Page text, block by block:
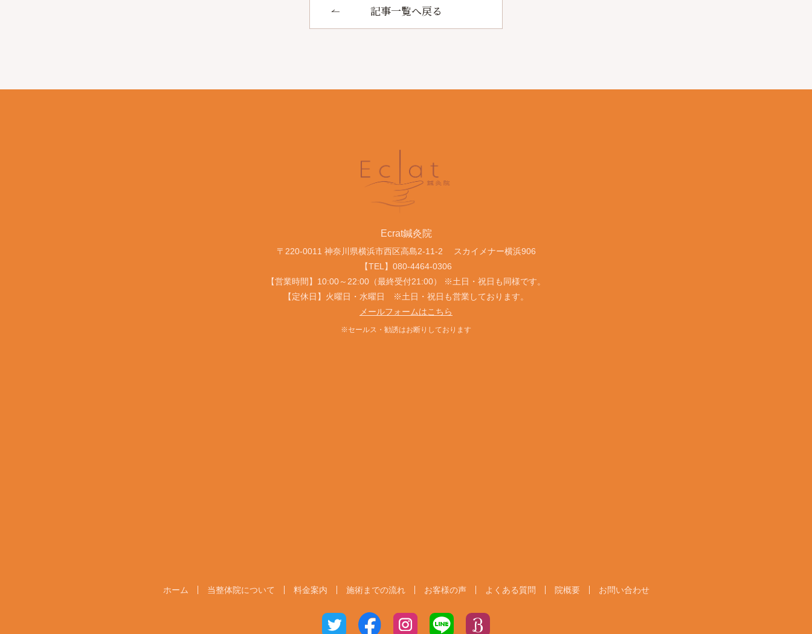
記事一覧へ戻る
Ecrat鍼灸院
〒220-0011 神奈川県横浜市西区高島2-11-2
スカイメナー横浜906
【TEL】 080-4464-0306
【営業時間】10:00～22:00（最終受付21:00） ※土日・祝日も同様です。
【定休日】火曜日・水曜日 ※土日・祝日も営業しております。
メールフォームはこちら
※セールス・勧誘はお断りしております
ホーム 当整体院について 料金案内 施術までの流れ お客様の声 よくある質問 院概要 お問い合わせ